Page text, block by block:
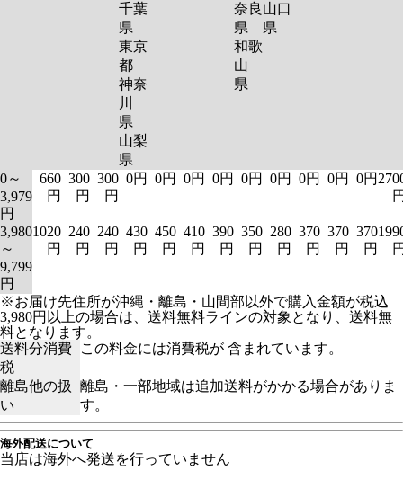
千葉
県
東京
都
神奈
川
県
山梨
県
奈良
県
和歌
山
県
山口
県
0～
3,979
円
660
円
300
円
300
円
0円 0円 0円 0円 0円 0円 0円 0円 0円
3,980
～
9,799
円
1020
円
240
円
240
円
430
円
450
円
410
円
390
円
350
円
280
円
370
円
370
円
370
円
※お届け先住所が沖縄・離島・山間部以外で購入金額が税込
3,980円以上の場合は、送料無料ラインの対象となり、送料無
料となります。
送料分消費
税
この料金には消費税が 含まれています。
離島他の扱
い
離島・一部地域は追加送料がかかる場合がありま
す。
海外配送について
当店は海外へ発送を行っていません